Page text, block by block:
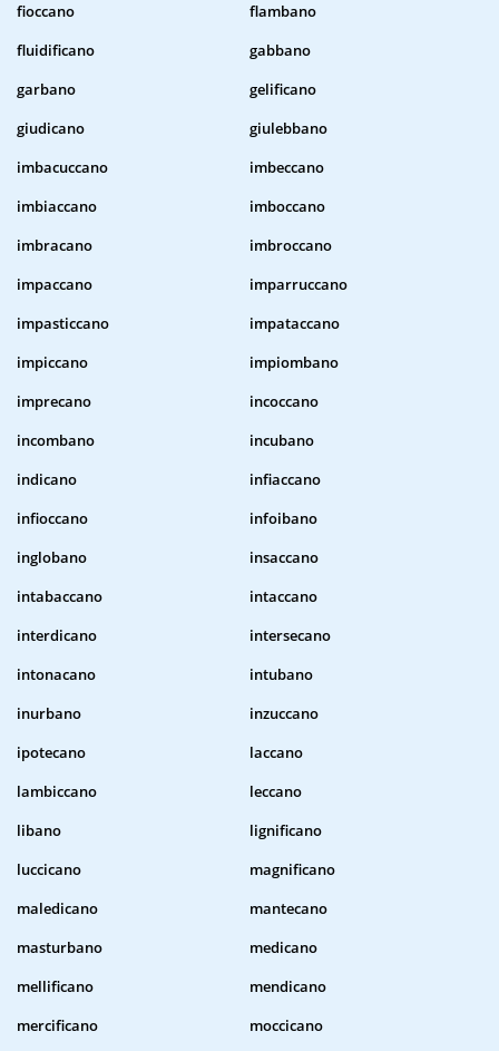
fioccano
flambano
fluidificano
gabbano
garbano
gelificano
giudicano
giulebbano
imbacuccano
imbeccano
imbiaccano
imboccano
imbracano
imbroccano
impaccano
imparruccano
impasticcano
impataccano
impiccano
impiombano
imprecano
incoccano
incombano
incubano
indicano
infiaccano
infioccano
infoibano
inglobano
insaccano
intabaccano
intaccano
interdicano
intersecano
intonacano
intubano
inurbano
inzuccano
ipotecano
laccano
lambiccano
leccano
libano
lignificano
luccicano
magnificano
maledicano
mantecano
masturbano
medicano
mellificano
mendicano
mercificano
moccicano